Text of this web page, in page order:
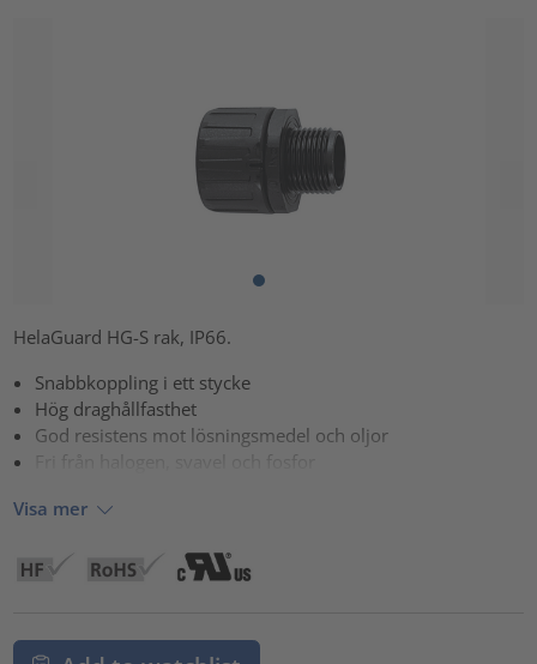
HelaGuard HG-S rak, IP66.
Snabbkoppling i ett stycke
Hög draghållfasthet
God resistens mot lösningsmedel och oljor
Fri från halogen, svavel och fosfor
Visa mer